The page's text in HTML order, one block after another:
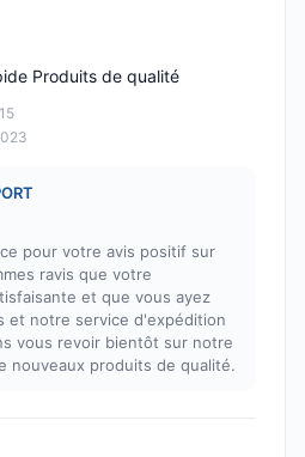
Produits de qualité
pour votre avis positif sur
ravis que votre
et que vous ayez
et notre service d'expédition
vous revoir bientôt sur notre
nouveaux produits de qualité.